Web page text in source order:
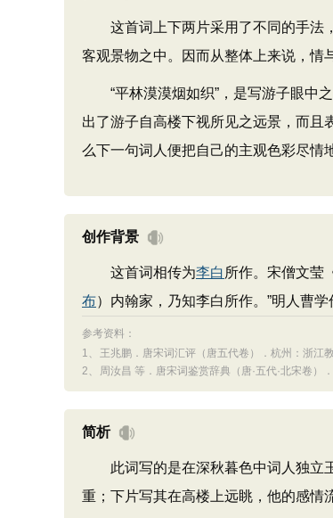
这首词上下两片采用了不同的手法，
客观景物之中。因而从整体上来说，情
“平林漠漠烟如织”，是写游子眼中之
出了游子自高楼下视所见之远景，而且
么下一句词人便把自己的主观色彩尽情
创作背景
这首词相传为李白 所作。宋僧文莹
布）内翰家，乃知李白所作。”明人曹
参考资料：
1、
王兆鹏．唐宋词汇评（唐五代卷）．杭州：浙江
2、
周汝昌 等．唐宋词鉴赏辞典（唐·五代·北宋卷）
简析
此词写的是在深秋暮色中词人独立玉
重；下片写其在高楼上远眺，他的感情